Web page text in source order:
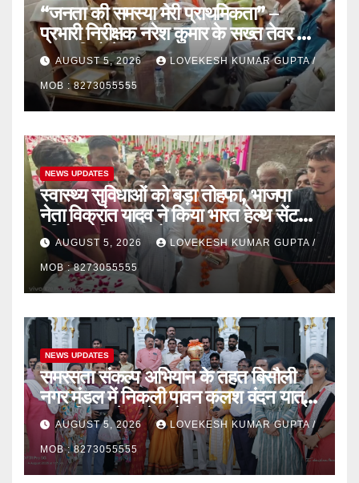
“जनता की समस्या मेरी प्राथमिकता” –
प्रभारी निरीक्षक नरेश कुमार के सख्त तेवर से
खुरापातियों में हड़कंप
AUGUST 5, 2026 LOVEKESH KUMAR GUPTA /
MOB : 8273055555
NEWS UPDATES
स्वास्थ्य सुविधाओं को बड़ा तोहफा, भाजपा
नेता विक्रांत यादव ने किया भारत हेल्थ सेंटर व
हरिबोल मेडिकल स्टोर का उद्घाटन
AUGUST 5, 2026 LOVEKESH KUMAR GUPTA /
MOB : 8273055555
NEWS UPDATES
समरसता संकल्प अभियान के तहत बिसौली
नगर मंडल में निकली पावन कलश वंदन यात्रा,
संत रविदास के संदेश से गुंजायमान हुआ नगर
AUGUST 5, 2026 LOVEKESH KUMAR GUPTA /
MOB : 8273055555